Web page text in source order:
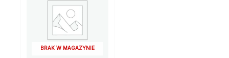
BRAK W MAGAZYNIE